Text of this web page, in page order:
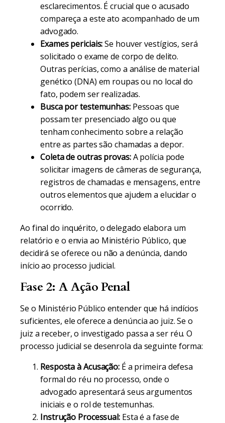
esclarecimentos. É crucial que o acusado
compareça a este ato acompanhado de um
advogado.
Exames periciais:Se houver vestígios, será
solicitado o exame de corpo de delito.
Outras perícias, como a análise de material
genético (DNA) em roupas ou no local do
fato, podem ser realizadas.
Busca por testemunhas:Pessoas que
possam ter presenciado algo ou que
tenham conhecimento sobre a relação
entre as partes são chamadas a depor.
Coleta de outras provas:A polícia pode
solicitar imagens de câmeras de segurança,
registros de chamadas e mensagens, entre
outros elementos que ajudem a elucidar o
ocorrido.
Ao final do inquérito, o delegado elabora um
relatório e o envia ao Ministério Público, que
decidirá se oferece ou não a denúncia, dando
início ao processo judicial.
Fase 2: A Ação Penal
Se o Ministério Público entender que há indícios
suficientes, ele oferece a denúncia ao juiz. Se o
juiz a receber, o investigado passa a ser réu. O
processo judicial se desenrola da seguinte forma:
Resposta à Acusação: É a primeira defesa
formal do réu no processo, onde o
advogado apresentará seus argumentos
iniciais e o rol de testemunhas.
Instrução Processual:Esta é a fase de